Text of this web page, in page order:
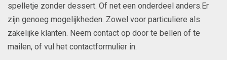
spelletje zonder dessert. Of net een onderdeel anders.Er
zijn genoeg mogelijkheden. Zowel voor particuliere als
zakelijke klanten. Neem contact op door te bellen of te
mailen, of vul het contactformulier in.